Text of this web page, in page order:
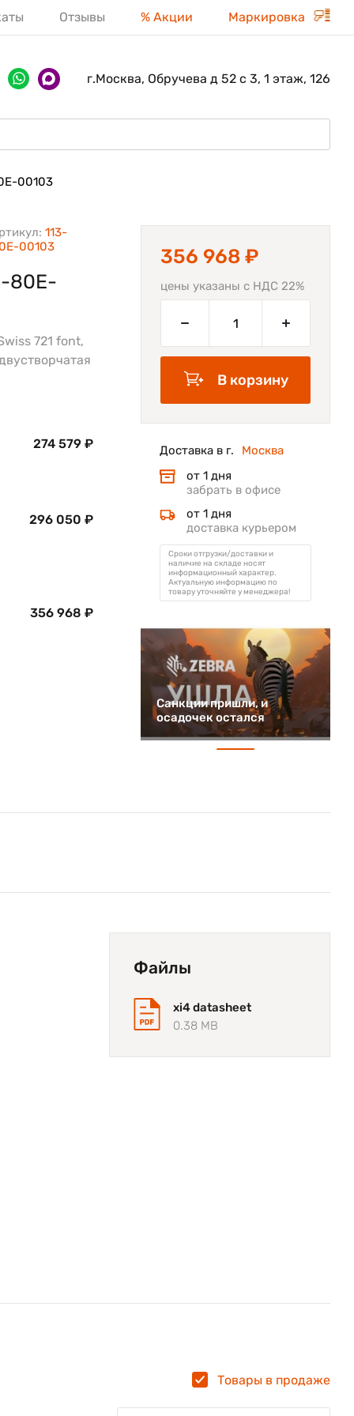
Отзывы % Акции Маркировка
г.Москва, Обручева д 52 с 3, 1 этаж, 126
00103
113-
00103
80E-
721 font,
274 579 ₽
296 050 ₽
356 968 ₽
356 968 ₽
цены указаны с НДС 22%
В корзину
Доставка в г.
Москва
от 1 дня
забрать в офисе
от 1 дня
доставка курьером
Сроки отгрузки/доставки и
наличие на складе носят
информационный характер.
Актуальную информацию по
товару уточняйте у менеджера!
Санкции пришли, и
осадочек остался
Файлы
xi4 datasheet
0.38 MB
Товары в продаже